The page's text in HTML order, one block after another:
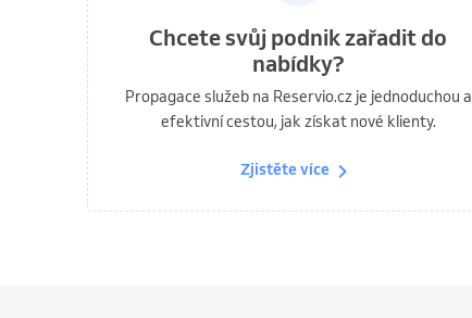
Chcete svůj podnik zařadit do
nabídky?
Propagace služeb na Reservio.cz je jednoduchou a
efektivní cestou, jak získat nové klienty.
Zjistěte více